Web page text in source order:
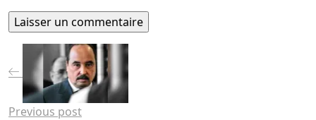
Previous post